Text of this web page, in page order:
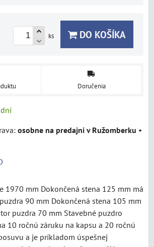
ks DO KOŠÍKA
Doručenia
osobne na predajni v Ružomberku •
1970 mm Dokončená stena 125 mm má
90 mm Dokončená stena 105 mm
puzdra 70 mm Stavebné puzdro
10 ročnú záruku na kapsu a 20 ročnú
a je príkladom úspešnej